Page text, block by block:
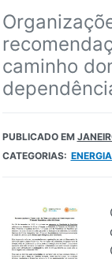
caminho
PUBLICADO EM
CATEGORIAS: